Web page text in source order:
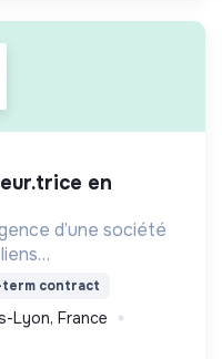
d’une société
le
et agir contre le
contract
Lyon, France